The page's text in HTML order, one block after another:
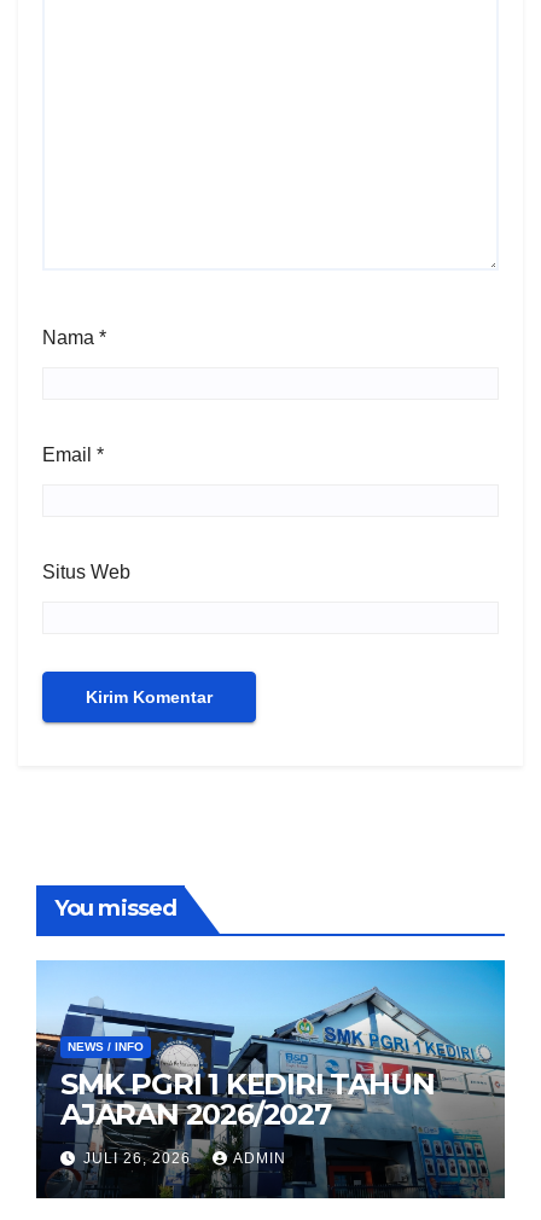
Nama *
Email *
Situs Web
You missed
NEWS / INFO
SMK PGRI 1 KEDIRI TAHUN
AJARAN 2026/2027
JULI 26, 2026 ADMIN